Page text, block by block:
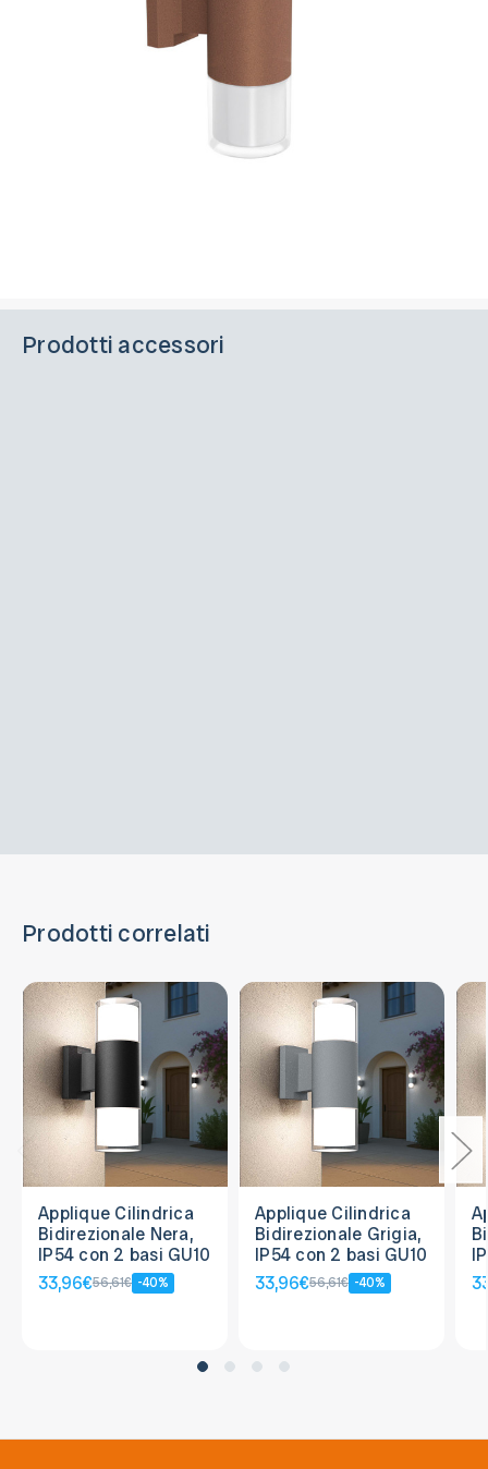
Prodotti accessori
Prodotti correlati
Applique Cilindrica
Bidirezionale Nera,
IP54 con 2 basi GU10
33,96€56,61€ -40%
Applique Cilindrica
Bidirezionale Grigia,
IP54 con 2 basi GU10
33,96€56,61€ -40%